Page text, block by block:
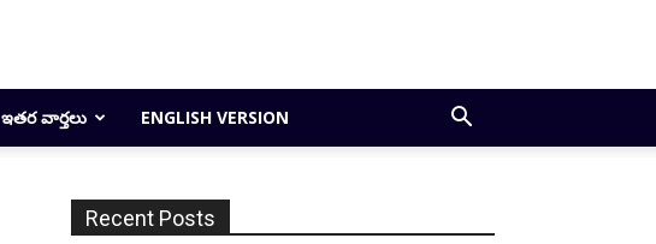
ఇతర వార్తలు ENGLISH VERSION
Recent Posts